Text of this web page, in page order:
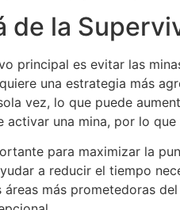
de la
principal es evitar las
una estrategia más
vez, lo que puede
activar una mina, por lo
para maximizar la
a reducir el tiempo
áreas más prometedoras